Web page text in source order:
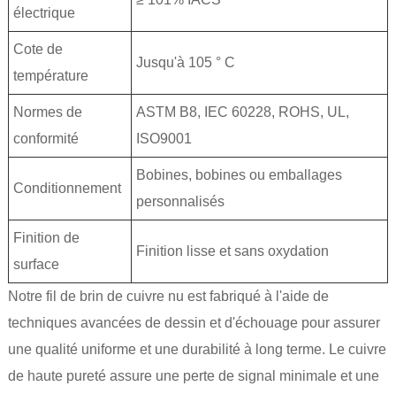
électrique
Cote de
température
Jusqu'à 105 ° C
Normes de
conformité
ASTM B8, IEC 60228, ROHS, UL,
ISO9001
Conditionnement
Bobines, bobines ou emballages
personnalisés
Finition de
surface
Finition lisse et sans oxydation
Notre fil de brin de cuivre nu est fabriqué à l'aide de
techniques avancées de dessin et d'échouage pour assurer
une qualité uniforme et une durabilité à long terme. Le cuivre
de haute pureté assure une perte de signal minimale et une